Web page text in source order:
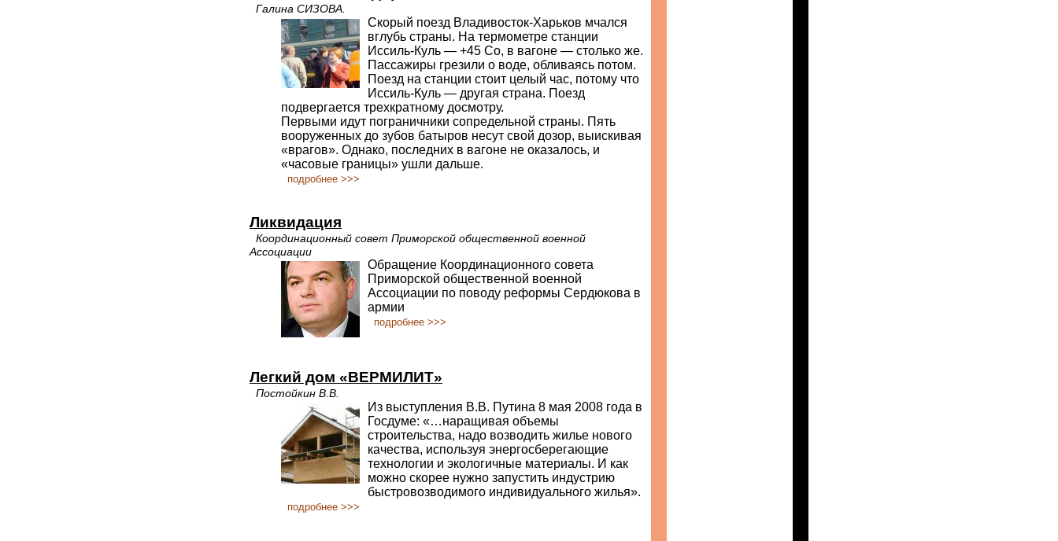
Галина СИЗОВА.
Скорый поезд Владивосток-Харьков мчался
вглубь страны. На термометре станции
Иссиль-Куль — +45 Со, в вагоне — столько же.
Пассажиры грезили о воде, обливаясь потом.
Поезд на станции стоит целый час, потому что
Иссиль-Куль — другая страна. Поезд
подвергается трехкратному досмотру.
Первыми идут пограничники сопредельной страны. Пять
вооруженных до зубов батыров несут свой дозор, выискивая
«врагов». Однако, последних в вагоне не оказалось, и
«часовые границы» ушли дальше.
подробнее >>>
Ликвидация
Координационный совет Приморской общественной военной
Ассоциации
Обращение Координационного совета
Приморской общественной военной
Ассоциации по поводу реформы Сердюкова в
армии
подробнее >>>
Легкий дом «ВЕРМИЛИТ»
Постойкин В.В.
Из выступления В.В. Путина 8 мая 2008 года в
Госдуме: «…наращивая объемы
строительства, надо возводить жилье нового
качества, используя энергосберегающие
технологии и экологичные материалы. И как
можно скорее нужно запустить индустрию
быстровозводимого индивидуального жилья».
подробнее >>>